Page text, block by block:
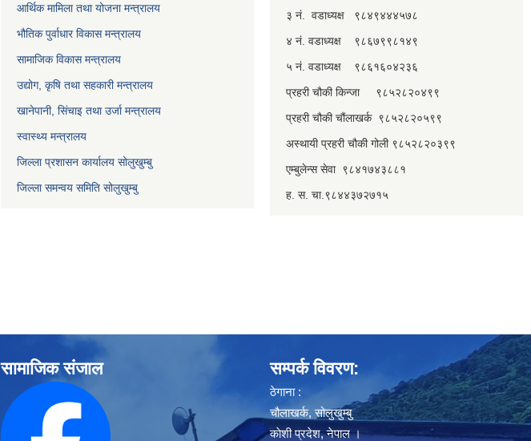
आर्थिक मामिला तथा योजना मन्त्रालय
भौतिक पुर्वाधार विकास मन्त्रालय
सामाजिक विकास मन्त्रालय
उद्योग, कृषि तथा सहकारी मन्त्रालय
खानेपानी, सिंचाइ तथा उर्जा मन्त्रालय
स्वास्थ्य मन्त्रालय
जिल्ला प्रशासन कार्यालय सोलुखुम्बु
जिल्ला समन्वय समिति सोलुखुम्बु
३ नं. वडाध्यक्ष ९८४९४४४५७८
४ नं. वडाध्यक्ष ९८६७९९८१४९
५ नं. वडाध्यक्ष ९८६१६०४२३६
प्रहरी चौकी किन्जा ९८५२८२०४९९
प्रहरी चौकी चौंलाखर्क ९८५२८२०५९९
अस्थायी प्रहरी चौकी गोली ९८५२८२०३९९
एम्बुलेन्स सेवा ९८४१७४३८८१
ह. स. चा.९८४४३७२७१५
सामाजिक संजाल सम्पर्क विवरण:
ठेगाना :
चौलाखर्क, सोलुखुम्बु
काेशी प्रदेश, नेपाल ।